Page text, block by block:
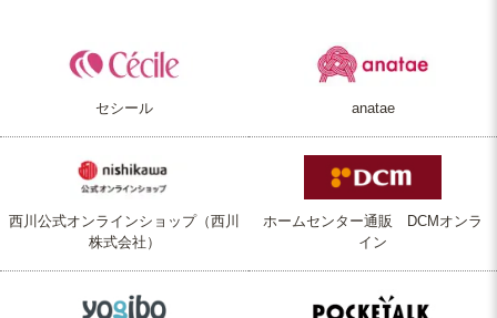
セシール anatae
西川公式オンラインショップ（西川
株式会社）
ホームセンター通販 DCMオンラ
イン